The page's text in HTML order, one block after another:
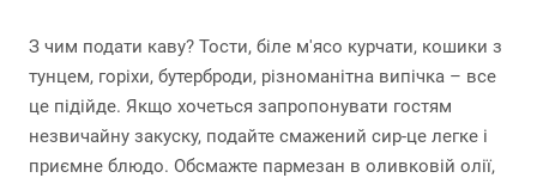
З чим подати каву? Тости, біле м'ясо курчати, кошики з
тунцем, горіхи, бутерброди, різноманітна випічка – все
це підійде. Якщо хочеться запропонувати гостям
незвичайну закуску, подайте смажений сир-це легке і
приємне блюдо. Обсмажте пармезан в оливковій олії,